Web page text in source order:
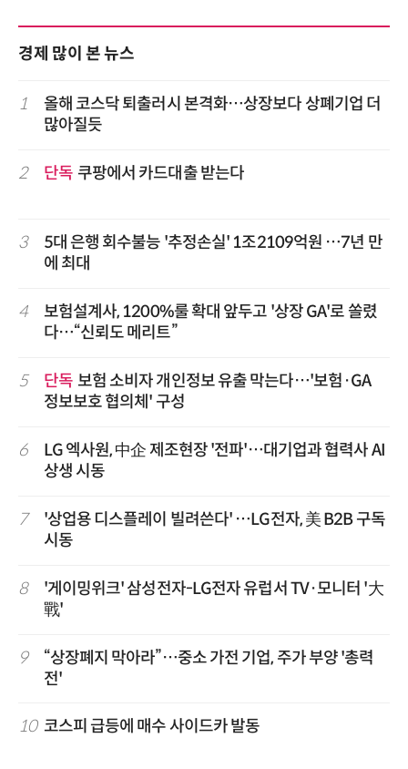
경제 많이 본 뉴스
1
올해 코스닥 퇴출러시 본격화…상장보다 상폐기업 더
많아질듯
2 단독 쿠팡에서 카드대출 받는다
3
5대 은행 회수불능 '추정손실' 1조2109억원 …7년 만
에 최대
4
보험설계사, 1200%룰 확대 앞두고 '상장 GA'로 쏠렸
다…“신뢰도 메리트”
5 단독 보험 소비자 개인정보 유출 막는다…'보험·GA
정보보호 협의체' 구성
6
LG 엑사원, 中企 제조현장 '전파'…대기업과 협력사 AI
상생 시동
7
'상업용 디스플레이 빌려쓴다' …LG전자, 美 B2B 구독
시동
8
'게이밍위크' 삼성전자-LG전자 유럽서 TV·모니터 '大
戰'
9
“상장폐지 막아라”…중소 가전 기업, 주가 부양 '총력
전'
10 코스피 급등에 매수 사이드카 발동